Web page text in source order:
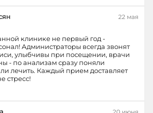
22 мая
клинике не первый год -
Администраторы всегда звонят
улыбчивы при посещении, врачи
- по анализам сразу поняли
лечить. Каждый прием доставляет
стресс!